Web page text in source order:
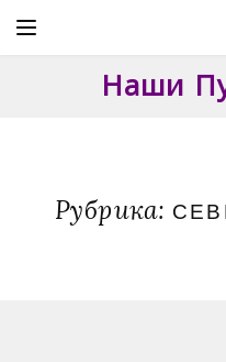
content
Наши
Рубрика: